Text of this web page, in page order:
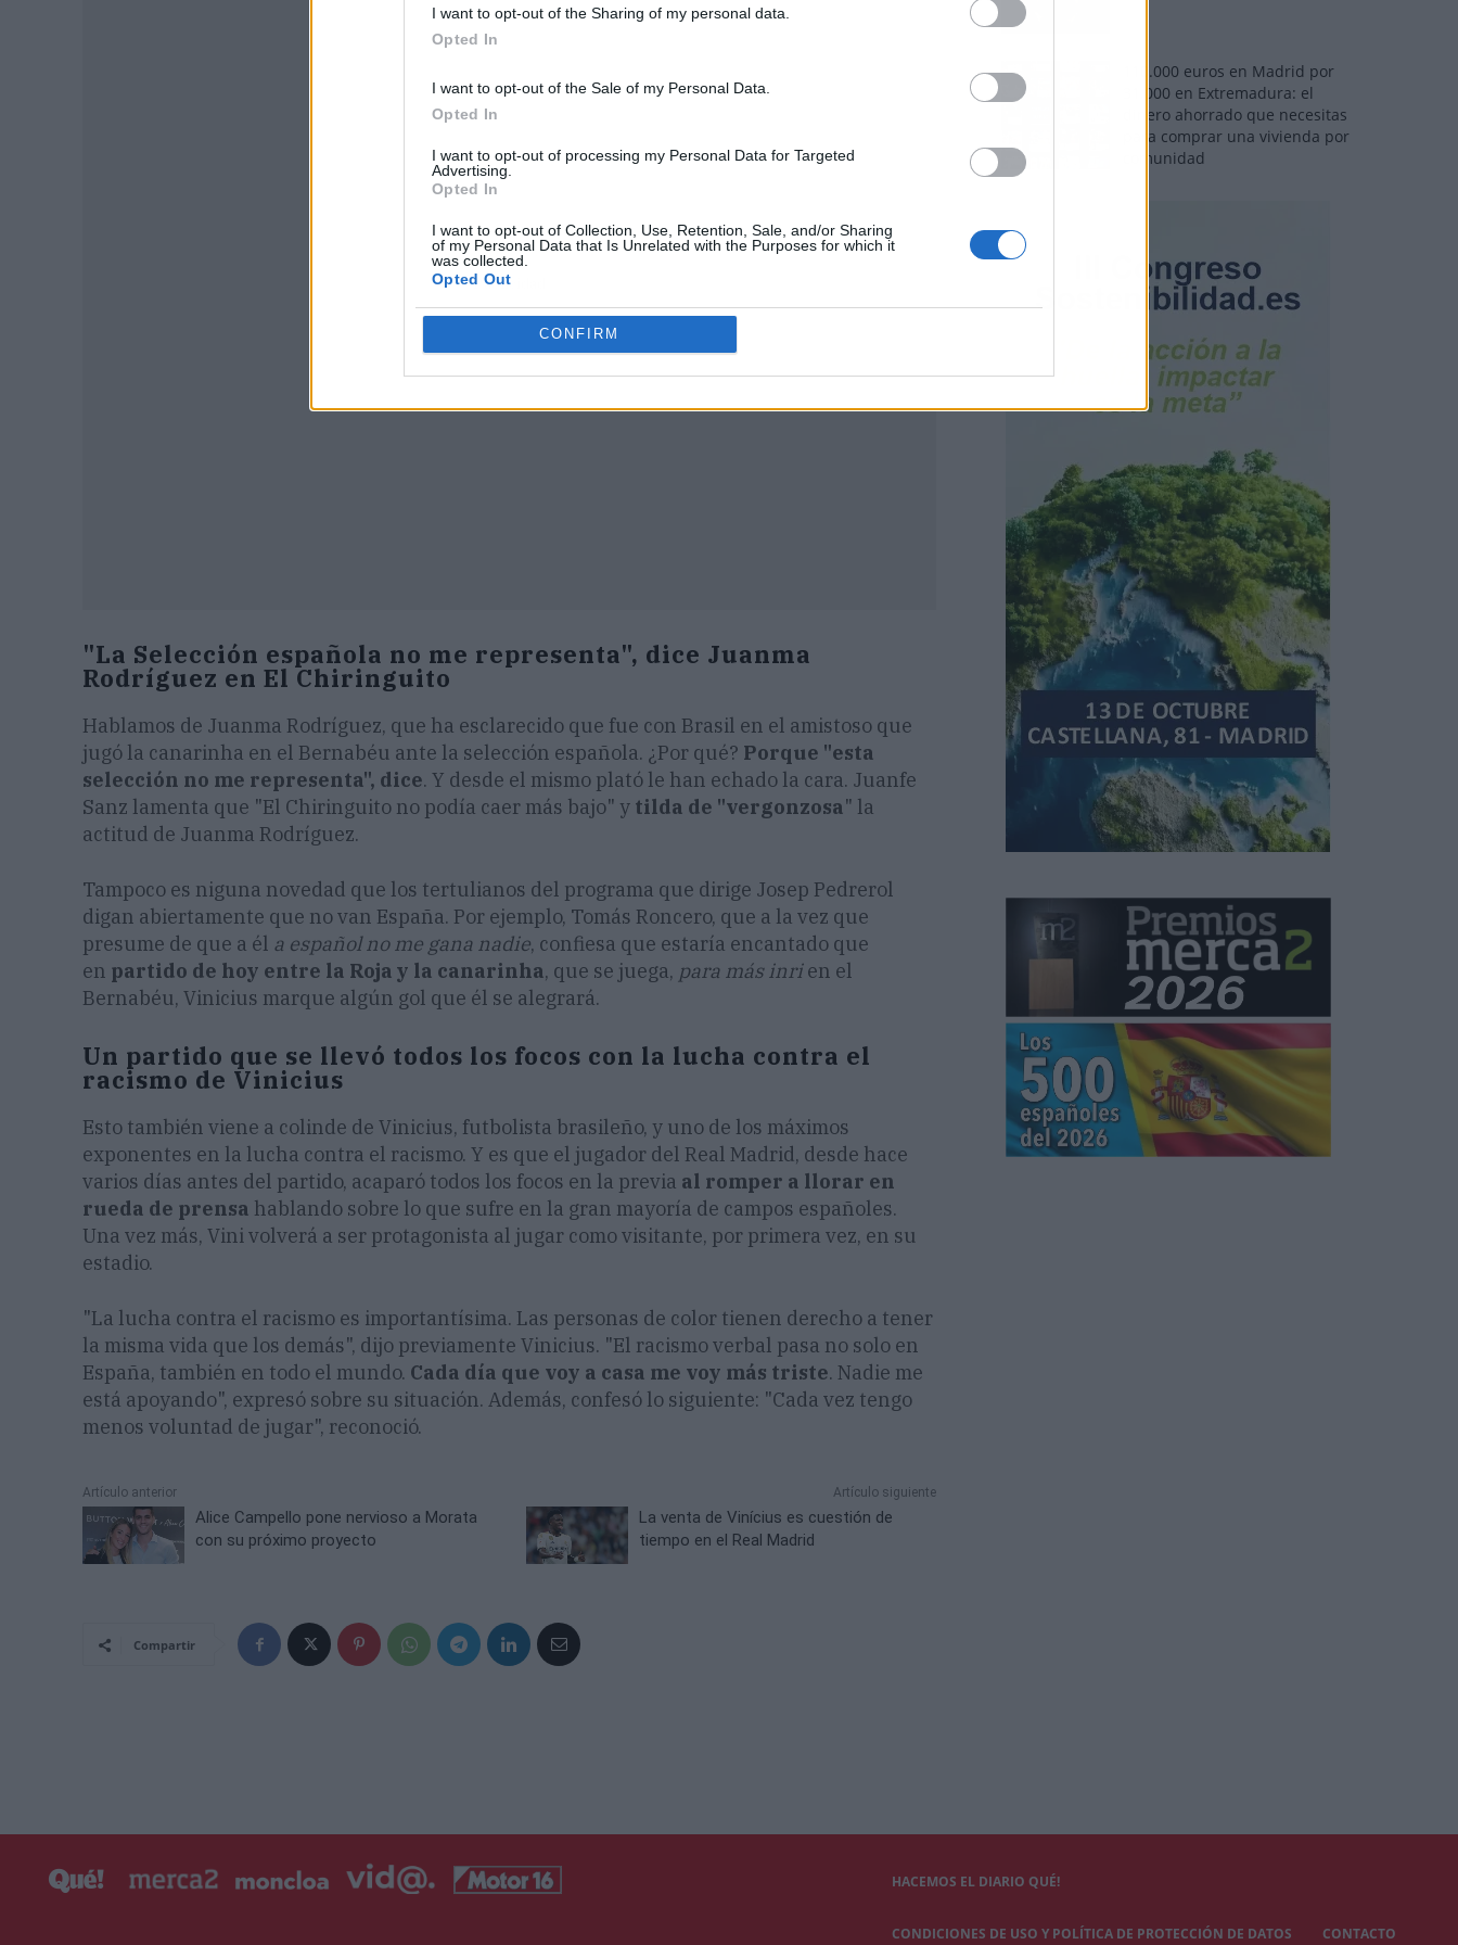
I want to opt-out of the Sharing of my personal data.
Opted In
I want to opt-out of the Sale of my Personal Data.
Opted In
I want to opt-out of processing my Personal Data for Targeted
Advertising.
Opted In
I want to opt-out of Collection, Use, Retention, Sale, and/or Sharing
of my Personal Data that Is Unrelated with the Purposes for which it
was collected.
Opted Out
CONFIRM
Publicidad
"La Selección española no me representa", dice Juanma
Rodríguez en El Chiringuito
Hablamos de Juanma Rodríguez, que ha esclarecido que fue con Brasil en el amistoso que
jugó la canarinha en el Bernabéu ante la selección española. ¿Por qué? Porque "esta
selección no me representa", dice. Y desde el mismo plató le han echado la cara. Juanfe
Sanz lamenta que "El Chiringuito no podía caer más bajo" y tilda de "vergonzosa" la
actitud de Juanma Rodríguez.
Tampoco es niguna novedad que los tertulianos del programa que dirige Josep Pedrerol
digan abiertamente que no van España. Por ejemplo, Tomás Roncero, que a la vez que
presume de que a él a español no me gana nadie, confiesa que estaría encantado que
en partido de hoy entre la Roja y la canarinha, que se juega, para más inrien el
Bernabéu, Vinicius marque algún gol que él se alegrará.
Un partido que se llevó todos los focos con la lucha contra el
racismo de Vinicius
Esto también viene a colinde de Vinicius, futbolista brasileño, y uno de los máximos
exponentes en la lucha contra el racismo. Y es que el jugador del Real Madrid, desde hace
varios días antes del partido, acaparó todos los focos en la previa al romper a llorar en
rueda de prensa hablando sobre lo que sufre en la gran mayoría de campos españoles.
Una vez más, Vini volverá a ser protagonista al jugar como visitante, por primera vez, en su
estadio.
"La lucha contra el racismo es importantísima. Las personas de color tienen derecho a tener
la misma vida que los demás", dijo previamente Vinicius. "El racismo verbal pasa no solo en
España, también en todo el mundo. Cada día que voy a casa me voy más triste. Nadie me
está apoyando", expresó sobre su situación. Además, confesó lo siguiente: "Cada vez tengo
menos voluntad de jugar", reconoció.
Artículo anterior
Alice Campello pone nervioso a Morata
con su próximo proyecto
Artículo siguiente
La venta de Vinícius es cuestión de
tiempo en el Real Madrid
Compartir
110.000 euros en Madrid por
31.000 en Extremadura: el
dinero ahorrado que necesitas
para comprar una vivienda por
comunidad
HACEMOS EL DIARIO QUÉ!
CONDICIONES DE USO Y POLÍTICA DE PROTECCIÓN DE DATOS CONTACTO